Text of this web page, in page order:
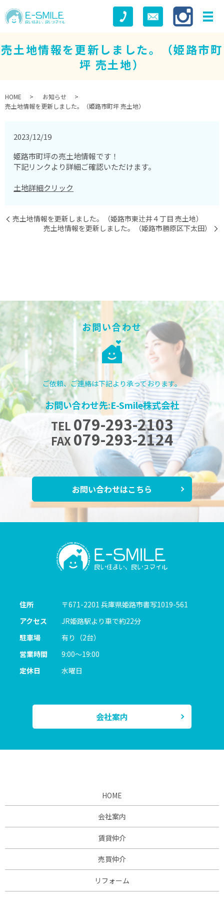
売土地情報を更新しました。（姫路市町
坪 売土地）
HOME
お知らせ
売土地情報を更新しました。（姫路市町坪 売土地）
2023/12/19
姫路市町坪の売土地情報です！
下記リンクより詳細ご確認いただけます。
土地詳細クリック
売土地情報を更新しました。（姫路市東辻井４丁目 売土地）
売土地情報を更新しました。（姫路市勝原区下太田）
お問い合わせ
ご依頼、ご連絡は下記より承っております。
お問い合わせ先:E-Smile株式会社
TEL 079-293-2103
FAX 079-293-2124
お問い合わせはこちら
住所 〒671-2201 兵庫県姫路市書写1019-561
アクセス
JR姫路駅より車で約22分
駐車場
有り（2台）
営業時間
9:00～19:00
定休日
水曜日
会社案内
HOME
会社案内
賃貸仲介
売買仲介
リフォーム